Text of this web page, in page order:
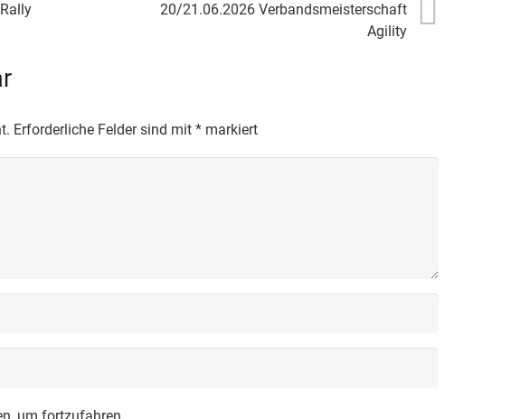
20/21.06.2026 Verbandsmeisterschaft
Agility
Erforderliche Felder sind mit * markiert